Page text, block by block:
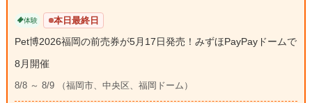
体験 本日最終日
Pet博2026福岡の前売券が5月17日発売！みずほPayPayドームで
8月開催
8/8 ～ 8/9 （福岡市、中央区、福岡ドーム）